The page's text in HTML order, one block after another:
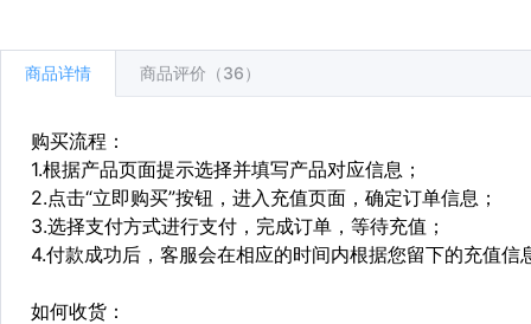
商品详情 商品评价（36）
购买流程：
1.根据产品页面提示选择并填写产品对应信息；
2.点击“立即购买”按钮，进入充值页面，确定订单信息；
3.选择支付方式进行支付，完成订单，等待充值；
4.付款成功后，客服会在相应的时间内根据您留下的充值
如何收货：